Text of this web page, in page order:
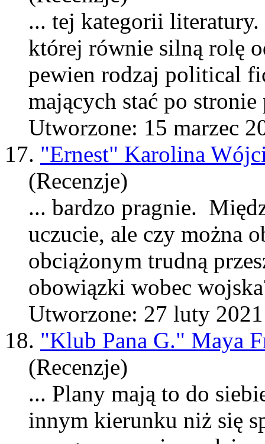
... tej kategorii
której równie silną rolę
pewien rodzaj political
mających stać po
Utworzone: 15 marzec
17. "Ernest" Karolina
(Recenzje)
... bardzo pragnie.
uczucie, ale czy można
obciążonym trudną
obowiązki wobec
Utworzone: 27 luty 2021
18. "Klub Pana G." Maya
(Recenzje)
... Plany mają to do
innym kierunku niż się